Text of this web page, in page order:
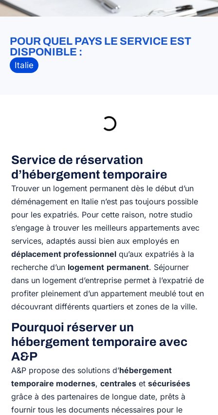
POUR QUEL PAYS LE SERVICE EST
DISPONIBLE :
Italie
Service de réservation
d’hébergement temporaire
Trouver un logement permanent dès le début d’un
déménagement en Italie n’est pas toujours possible
pour les expatriés. Pour cette raison, notre studio
s’engage à trouver les meilleurs appartements avec
services, adaptés aussi bien aux employés en
déplacement professionnel qu’aux expatriés à la
recherche d’un logement permanent. Séjourner
dans un logement d’entreprise permet à l’expatrié de
profiter pleinement d’un appartement meublé tout en
découvrant différents quartiers et zones de la ville.
Pourquoi réserver un
hébergement temporaire avec
A&P
A&P propose des solutions d’hébergement
temporaire modernes,centrales etsécurisées
grâce à des partenaires de longue date, prêts à
fournir tous les documents nécessaires pour le